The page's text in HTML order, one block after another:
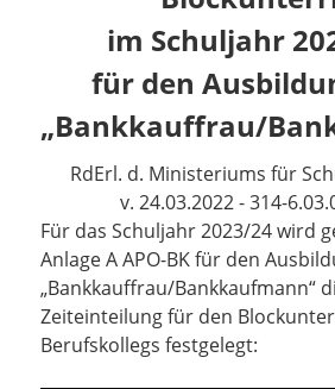
im Schuljahr
für den
„Bankkauffrau/
RdErl. d. Ministeriums für
v. 24.03.2022 - 314-
Für das Schuljahr 2023/24 wird
Anlage A APO-BK für den
„Bankkauffrau/Bankkaufmann“
Zeiteinteilung für den
Berufskollegs festgelegt: